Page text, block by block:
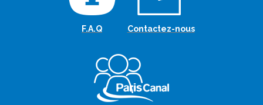
F.A.Q Contactez-nous